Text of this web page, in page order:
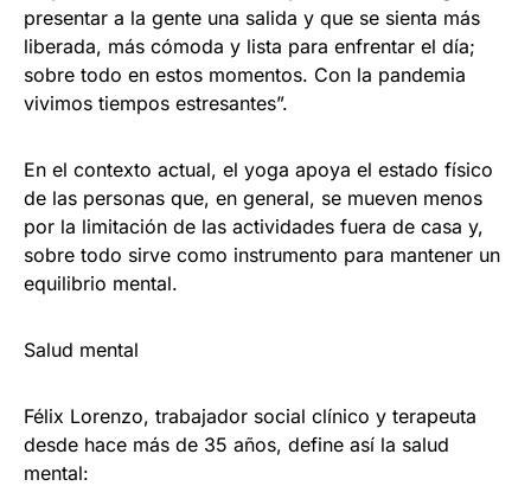
presentar a la gente una salida y que se sienta más
liberada, más cómoda y lista para enfrentar el día;
sobre todo en estos momentos. Con la pandemia
vivimos tiempos estresantes”.
En el contexto actual, el yoga apoya el estado físico
de las personas que, en general, se mueven menos
por la limitación de las actividades fuera de casa y,
sobre todo sirve como instrumento para mantener un
equilibrio mental.
Salud mental
Félix Lorenzo, trabajador social clínico y terapeuta
desde hace más de 35 años, define así la salud
mental: